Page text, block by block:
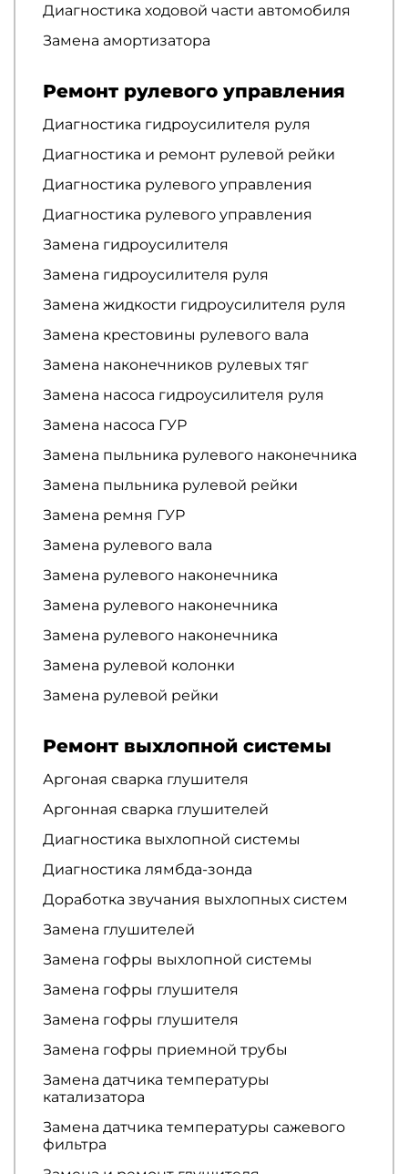
Диагностика ходовой части автомобиля
Замена амортизатора
Ремонт рулевого управления
Диагностика гидроусилителя руля
Диагностика и ремонт рулевой рейки
Диагностика рулевого управления
Диагностика рулевого управления
Замена гидроусилителя
Замена гидроусилителя руля
Замена жидкости гидроусилителя руля
Замена крестовины рулевого вала
Замена наконечников рулевых тяг
Замена насоса гидроусилителя руля
Замена насоса ГУР
Замена пыльника рулевого наконечника
Замена пыльника рулевой рейки
Замена ремня ГУР
Замена рулевого вала
Замена рулевого наконечника
Замена рулевого наконечника
Замена рулевого наконечника
Замена рулевой колонки
Замена рулевой рейки
Ремонт выхлопной системы
Аргоная сварка глушителя
Аргонная сварка глушителей
Диагностика выхлопной системы
Диагностика лямбда-зонда
Доработка звучания выхлопных систем
Замена глушителей
Замена гофры выхлопной системы
Замена гофры глушителя
Замена гофры глушителя
Замена гофры приемной трубы
Замена датчика температуры
катализатора
Замена датчика температуры сажевого
фильтра